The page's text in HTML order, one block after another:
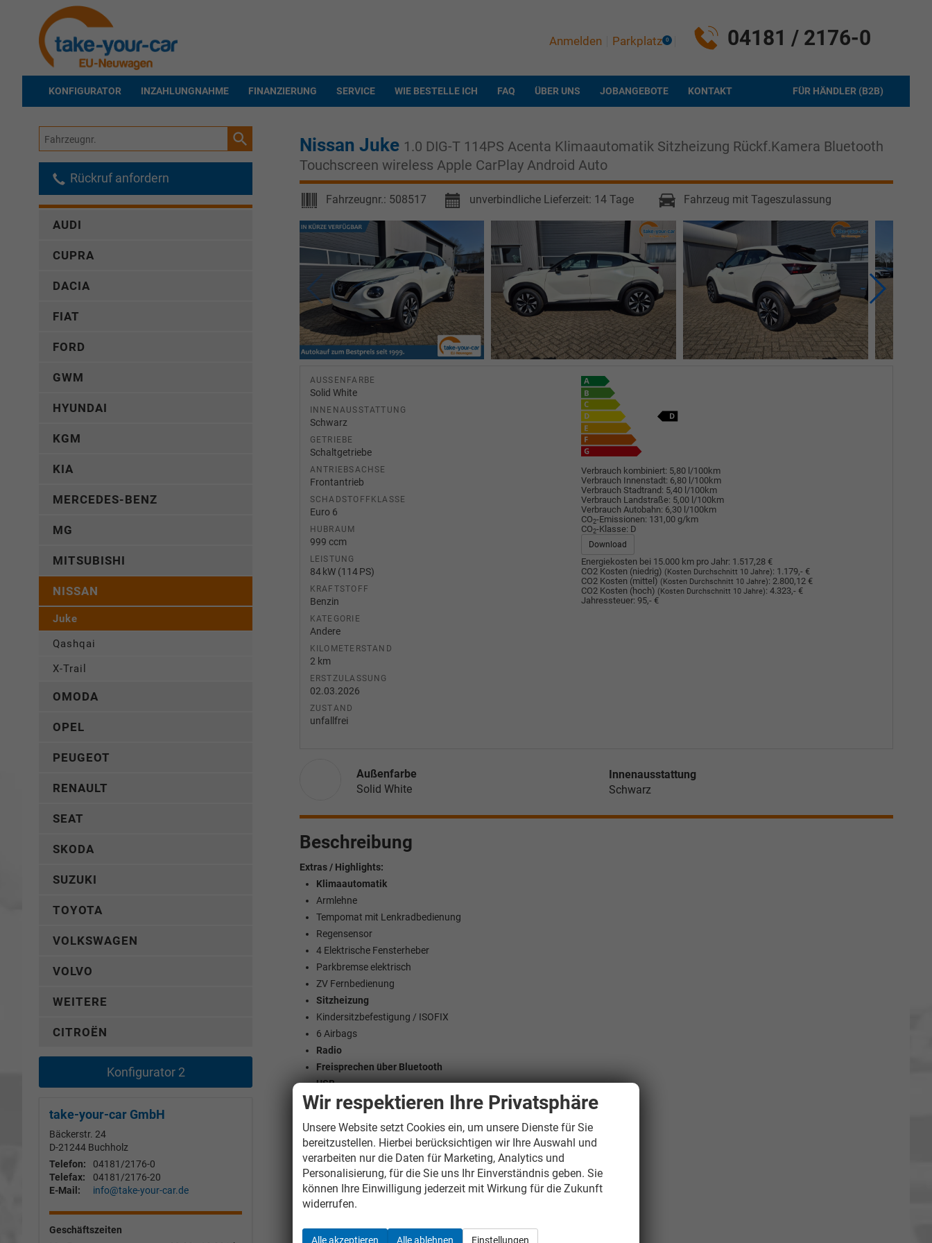
04181 / 2176-0
Anmelden Parkplatz 0
KONFIGURATOR INZAHLUNGNAHME FINANZIERUNG SERVICE WIE BESTELLE ICH FAQ ÜBER UNS JOBANGEBOTE FÜR HÄNDLER (B2B)
KONTAKT
Nissan Juke 1.0 DIG-T 114PS Acenta Klimaautomatik Sitzheizung Rückf.Kamera Bluetooth
Touchscreen wireless Apple CarPlay Android Auto
Fahrzeugnr.: 508517 unverbindliche Lieferzeit: 14 Tage Fahrzeug mit Tageszulassung
AUSSENFARBE
Solid White
INNENAUSSTATTUNG
Schwarz
GETRIEBE
Schaltgetriebe
ANTRIEBSACHSE
Frontantrieb
SCHADSTOFFKLASSE
Euro 6
HUBRAUM
999 ccm
LEISTUNG
84 kW (114 PS)
KRAFTSTOFF
Benzin
KATEGORIE
Andere
KILOMETERSTAND
2 km
ERSTZULASSUNG
02.03.2026
ZUSTAND
unfallfrei
Verbrauch kombiniert: 5,80 l/100km
Verbrauch Innenstadt: 6,80 l/100km
Verbrauch Stadtrand: 5,40 l/100km
Verbrauch Landstraße: 5,00 l/100km
Verbrauch Autobahn: 6,30 l/100km
CO2-Emissionen: 131,00 g/km
CO2-Klasse: D
Download
Energiekosten bei 15.000 km pro Jahr: 1.517,28 €
CO2 Kosten (niedrig) (Kosten Durchschnitt 10 Jahre): 1.179,- €
CO2 Kosten (mittel) (Kosten Durchschnitt 10 Jahre): 2.800,12 €
CO2 Kosten (hoch) (Kosten Durchschnitt 10 Jahre): 4.323,- €
Jahressteuer: 95,- €
Außenfarbe
Solid White
Innenausstattung
Schwarz
Beschreibung
Extras / Highlights:
Klimaautomatik
Armlehne
Tempomat mit Lenkradbedienung
Regensensor
4 Elektrische Fensterheber
Parkbremse elektrisch
ZV Fernbedienung
Sitzheizung
Kindersitzbefestigung / ISOFIX
6 Airbags
Radio
Freisprechen über Bluetooth
USB
DAB (Digitaler Radioempfang)
Touch-Bildschirm
Apple CarPlay
Android Auto
Multifunktionslenkrad
Verkehrszeichenerkennung
Müdigkeitserkennung
Dynamischer Anfahrassistent
Fahrzeugnr.
Rückruf anfordern
AUDI
CUPRA
DACIA
FIAT
FORD
GWM
HYUNDAI
KGM
KIA
MERCEDES-BENZ
MG
MITSUBISHI
NISSAN
Juke
Qashqai
X-Trail
OMODA
OPEL
PEUGEOT
RENAULT
SEAT
SKODA
SUZUKI
TOYOTA
VOLKSWAGEN
VOLVO
WEITERE
CITROËN
Konfigurator 2
take-your-car GmbH
Bäckerstr. 24
D-21244 Buchholz
Telefon:
04181/2176-0
Telefax:
04181/2176-20
E-Mail:
info@take-your-car.de
Geschäftszeiten
Wir respektieren Ihre Privatsphäre
Unsere Website setzt Cookies ein, um unsere Dienste für Sie
bereitzustellen. Hierbei berücksichtigen wir Ihre Auswahl und
verarbeiten nur die Daten für Marketing, Analytics und
Personalisierung, für die Sie uns Ihr Einverständnis geben. Sie
können Ihre Einwilligung jederzeit mit Wirkung für die Zukunft
widerrufen.
Alle akzeptieren Alle ablehnen Einstellungen